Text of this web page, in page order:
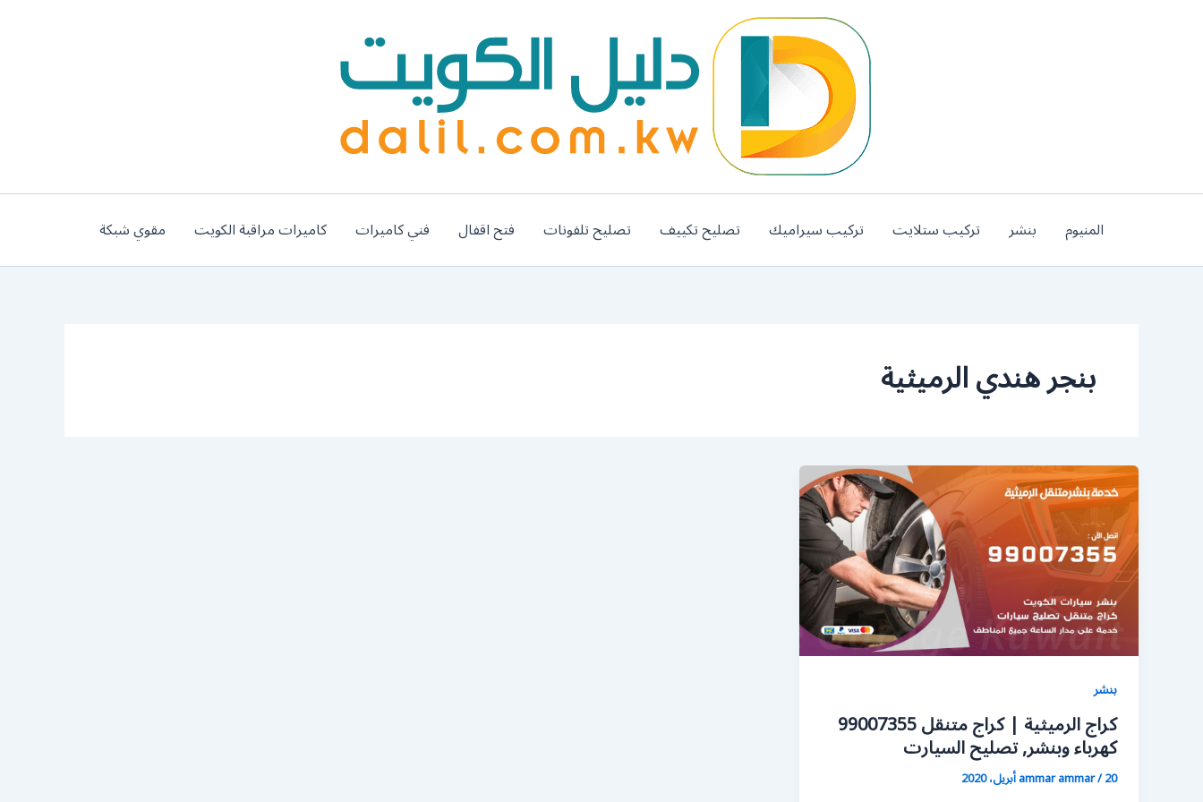
المنيوم بنشر تركيب ستلايت تركيب سيراميك تصليح تكييف تصليح تلفونات فتح اقفال فني كاميرات كاميرات مراقبة الكويت مقوي شبكة
بنجر هندي الرميثية
بنشر
كراج الرميثية | كراج متنقل 99007355
كهرباء وبنشر, تصليح السيارت
ammar ammar/20 أبريل، 2020